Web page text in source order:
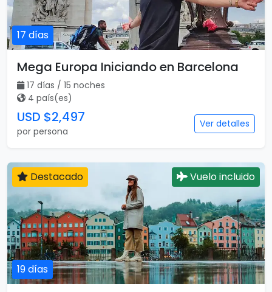
17 días
Mega Europa Iniciando en Barcelona
17 días / 15 noches
4 país(es)
USD $2,497
por persona
Ver detalles
19 días
Destacado Vuelo incluido